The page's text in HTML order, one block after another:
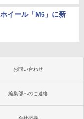
イール「M6」に新
お問い合わせ
編集部へのご連絡
会社概要